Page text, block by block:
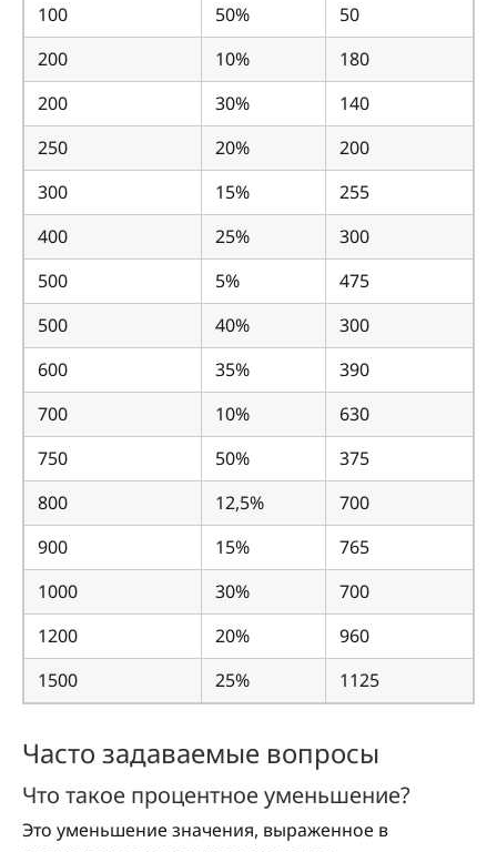
100
50%
50
200
10%
180
200
30%
140
250
20%
200
300
15%
255
400
25%
300
500
5%
475
500
40%
300
600
35%
390
700
10%
630
750
50%
375
800
12,5%
700
900
15%
765
1000
30%
700
1200
20%
960
1500
25% 1125
Часто задаваемые вопросы
Что такое процентное уменьшение?
Это уменьшение значения, выраженное в